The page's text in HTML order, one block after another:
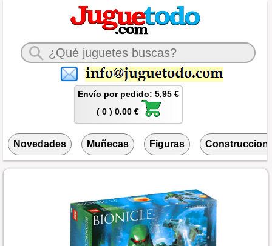
Envío por pedido: 5,95 €
( 0 ) 0.00 €
Novedades Muñecas Figuras